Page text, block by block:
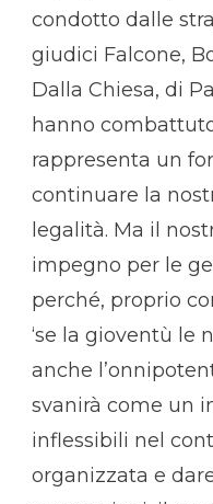
condotto dalle
giudici Falcone,
Dalla Chiesa, di
hanno
rappresenta un
continuare la
legalità. Ma il
impegno per le
perché, proprio
‘se la gioventù le
anche
svanirà come un
inflessibili nel
organizzata e